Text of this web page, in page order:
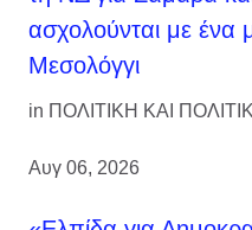
ασχολούνται με ένα
Μεσολόγγι
in ΠΟΛΙΤΙΚΗ ΚΑΙ
Αυγ 06, 2026